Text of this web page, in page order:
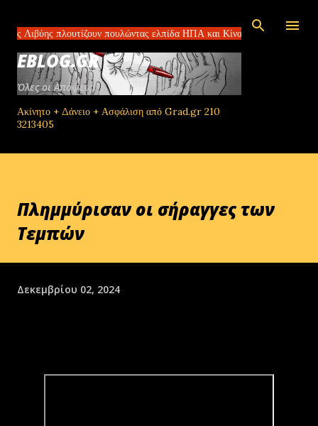
πουλώντας ελπίδα ΗΠΑ και Κίνα συμφώνησαν για
EBLOG.GR
Όλες οι Απόψεις!
Ακίνητο + Δάνειο + Ασφάλιση από Grad.gr 210
3213405
Πλημμύρισαν οι σήραγγες των
Τεμπών
Δεκεμβρίου 02, 2024